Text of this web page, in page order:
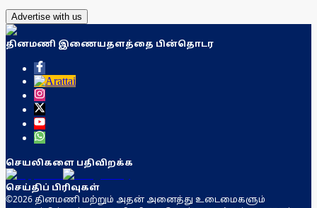
Advertise with us
தினமணி இணையதளத்தை பின்தொடர
செயலிகளை பதிவிறக்க
செய்திப் பிரிவுகள்
©2026 தினமணி மற்றும் அதன் அனைத்து உடைமைகளும்